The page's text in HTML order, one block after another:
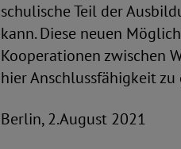
schulische Teil der
kann. Diese neuen
Kooperationen zwischen
hier Anschlussfähigkeit
Berlin, 2.August 2021